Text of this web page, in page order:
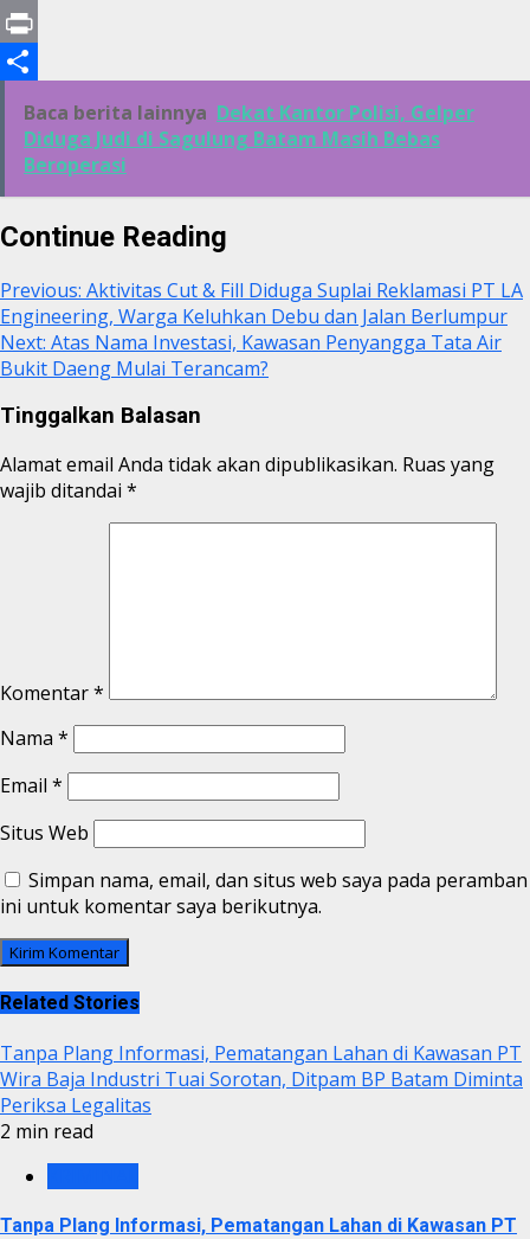
Copy
Link
Print
ShareBaca berita lainnya Dekat Kantor Polisi, Gelper
Diduga Judi di Sagulung Batam Masih Bebas
Beroperasi
Continue Reading
Previous: Aktivitas Cut & Fill Diduga Suplai Reklamasi PT LA
Engineering, Warga Keluhkan Debu dan Jalan Berlumpur
Next: Atas Nama Investasi, Kawasan Penyangga Tata Air
Bukit Daeng Mulai Terancam?
Tinggalkan Balasan
Alamat email Anda tidak akan dipublikasikan. Ruas yang
wajib ditandai *
Komentar*
Nama *
Email *
Situs Web
Simpan nama, email, dan situs web saya pada peramban
ini untuk komentar saya berikutnya.
Related Stories
Tanpa Plang Informasi, Pematangan Lahan di Kawasan PT
Wira Baja Industri Tuai Sorotan, Ditpam BP Batam Diminta
Periksa Legalitas
2 min read
Tanpa Plang Informasi, Pematangan Lahan di Kawasan PT